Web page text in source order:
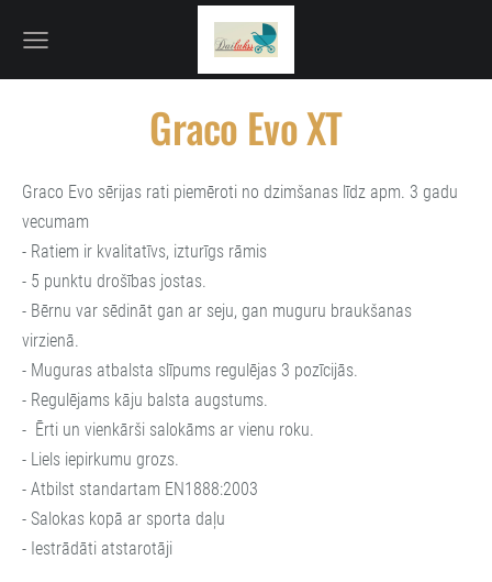
Graco Evo XT
Graco Evo sērijas rati piemēroti no dzimšanas līdz apm. 3 gadu
vecumam
- Ratiem ir kvalitatīvs, izturīgs rāmis
- 5 punktu drošības jostas.
- Bērnu var sēdināt gan ar seju, gan muguru braukšanas
virzienā.
- Muguras atbalsta slīpums regulējas 3 pozīcijās.
- Regulējams kāju balsta augstums.
- Ērti un vienkārši salokāms ar vienu roku.
- Liels iepirkumu grozs.
- Atbilst standartam EN1888:2003
- Salokas kopā ar sporta daļu
- Iestrādāti atstarotāji